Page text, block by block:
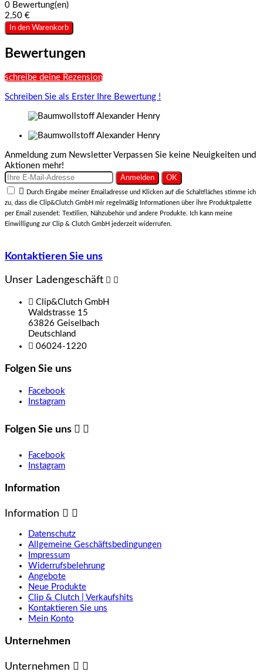
0 Bewertung(en)
2,50 €
In den Warenkorb
Bewertungen
schreibe deine Rezension
Schreiben Sie als Erster Ihre Bewertung !
Anmeldung zum Newsletter Verpassen Sie keine Neuigkeiten und
Aktionen mehr!

Durch Eingabe meiner Emailadresse und Klicken auf die Schaltfläches stimme ich
zu, dass die Clip&Clutch GmbH mir regelmäßig Informationen über ihre Produktpalette
per Email zusendet: Textilien, Nähzubehör und andere Produkte. Ich kann meine
Einwilligung zur Clip & Clutch GmbH jederzeit widerrufen.
Kontaktieren Sie uns
Unser Ladengeschäft  
 Clip&Clutch GmbH
Waldstrasse 15
63826 Geiselbach
Deutschland
 06024-1220
Folgen Sie uns
Facebook
Instagram
Folgen Sie uns  
Facebook
Instagram
Information
Information  
Datenschutz
Allgemeine Geschäftsbedingungen
Impressum
Widerrufsbelehrung
Angebote
Neue Produkte
Clip & Clutch | Verkaufshits
Kontaktieren Sie uns
Mein Konto
Unternehmen
Unternehmen  